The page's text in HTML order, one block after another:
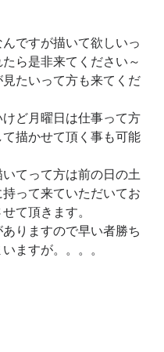
ですが描いて欲しいっ
ら是非来てください～
たいって方も来てくだ
ど月曜日は仕事って方
描かせて頂く事も可能
てって方は前の日の土
って来ていただいてお
て頂きます。
りますので早い者勝ち
ますが。。。。